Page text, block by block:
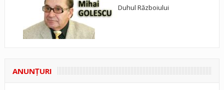
Duhul Războiului
ANUNŢURI